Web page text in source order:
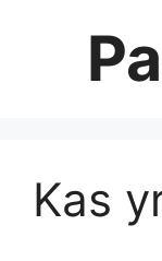
Kas